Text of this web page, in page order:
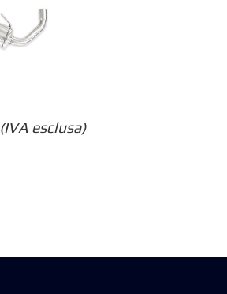
(IVA esclusa)